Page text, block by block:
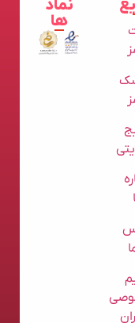
نماد
ها